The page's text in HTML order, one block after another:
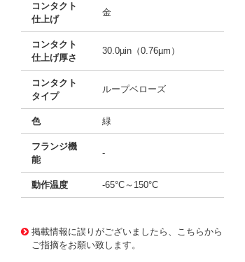
コンタクト
仕上げ
金
コンタクト
仕上げ厚さ
30.0µin（0.76µm）
コンタクト
タイプ
ループベローズ
色 緑
フランジ機
能
-
動作温度 -65°C～150°C
掲載情報に誤りがございましたら、こちらから
ご指摘をお願い致します。